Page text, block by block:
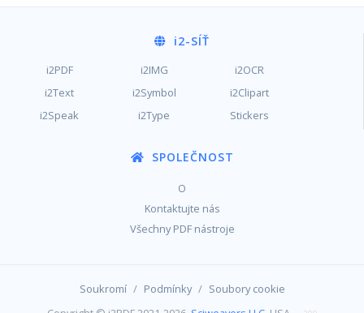
i2-SÍŤ
i2PDF i2IMG
i2OCR
i2Text
i2Symbol
i2Clipart
i2Speak
i2Type Stickers
SPOLEČNOST
O
Kontaktujte nás
Všechny PDF nástroje
Soukromí / Podmínky / Soubory cookie